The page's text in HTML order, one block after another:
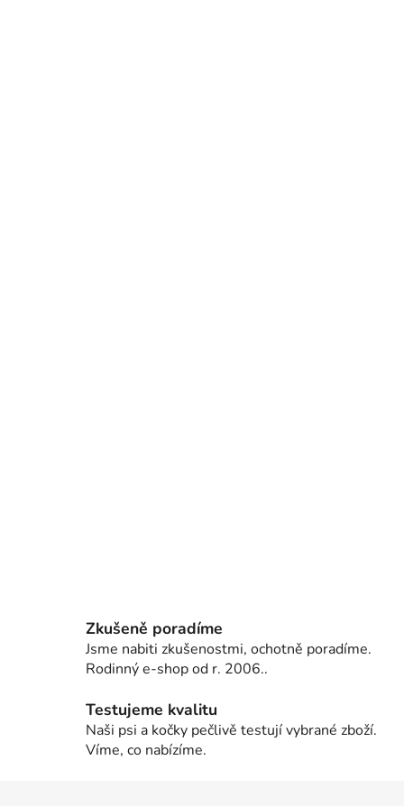
Zkušeně poradíme
Jsme nabiti zkušenostmi, ochotně poradíme.
Rodinný e-shop od r. 2006..
Testujeme kvalitu
Naši psi a kočky pečlivě testují vybrané zboží.
Víme, co nabízíme.